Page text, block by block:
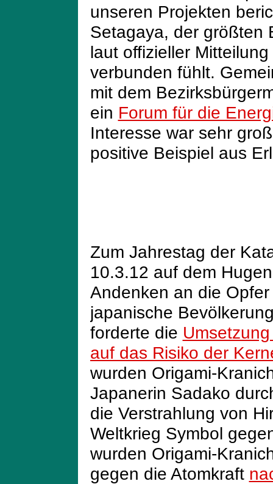
unseren Projekten
Setagaya, der größten
laut offizieller
verbunden fühlt.
mit dem
ein Forum für die
Interesse war sehr
positive Beispiel aus
Zum Jahrestag der
10.3.12 auf dem
Andenken an die
japanische
forderte die
auf das Risiko der
wurden Origami-
Japanerin Sadako
die Verstrahlung von
Weltkrieg Symbol
wurden Origami-
gegen die Atomkraft